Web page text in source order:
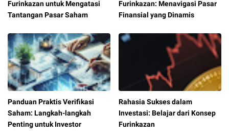
Furinkazan untuk Mengatasi
Tantangan Pasar Saham
Furinkazan: Menavigasi Pasar
Finansial yang Dinamis
Panduan Praktis Verifikasi
Saham: Langkah-langkah
Penting untuk Investor
Rahasia Sukses dalam
Investasi: Belajar dari Konsep
Furinkazan